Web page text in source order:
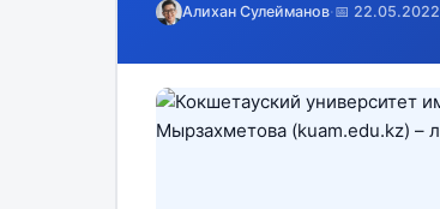
Алихан Сулейманов·📅 22.05.2022